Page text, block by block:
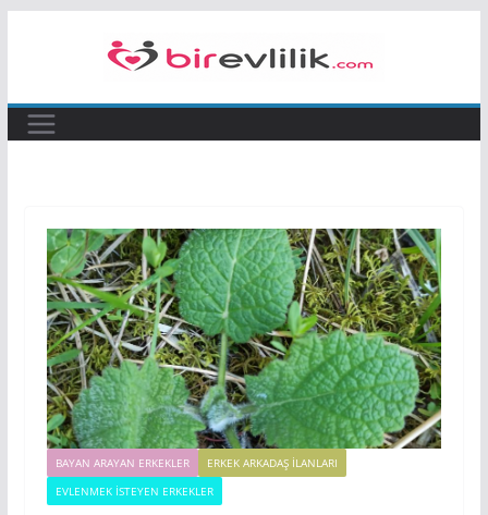
BAYAN ARAYAN ERKEKLER
ERKEK ARKADAŞ ILANLARI
EVLENMEK İSTEYEN ERKEKLER